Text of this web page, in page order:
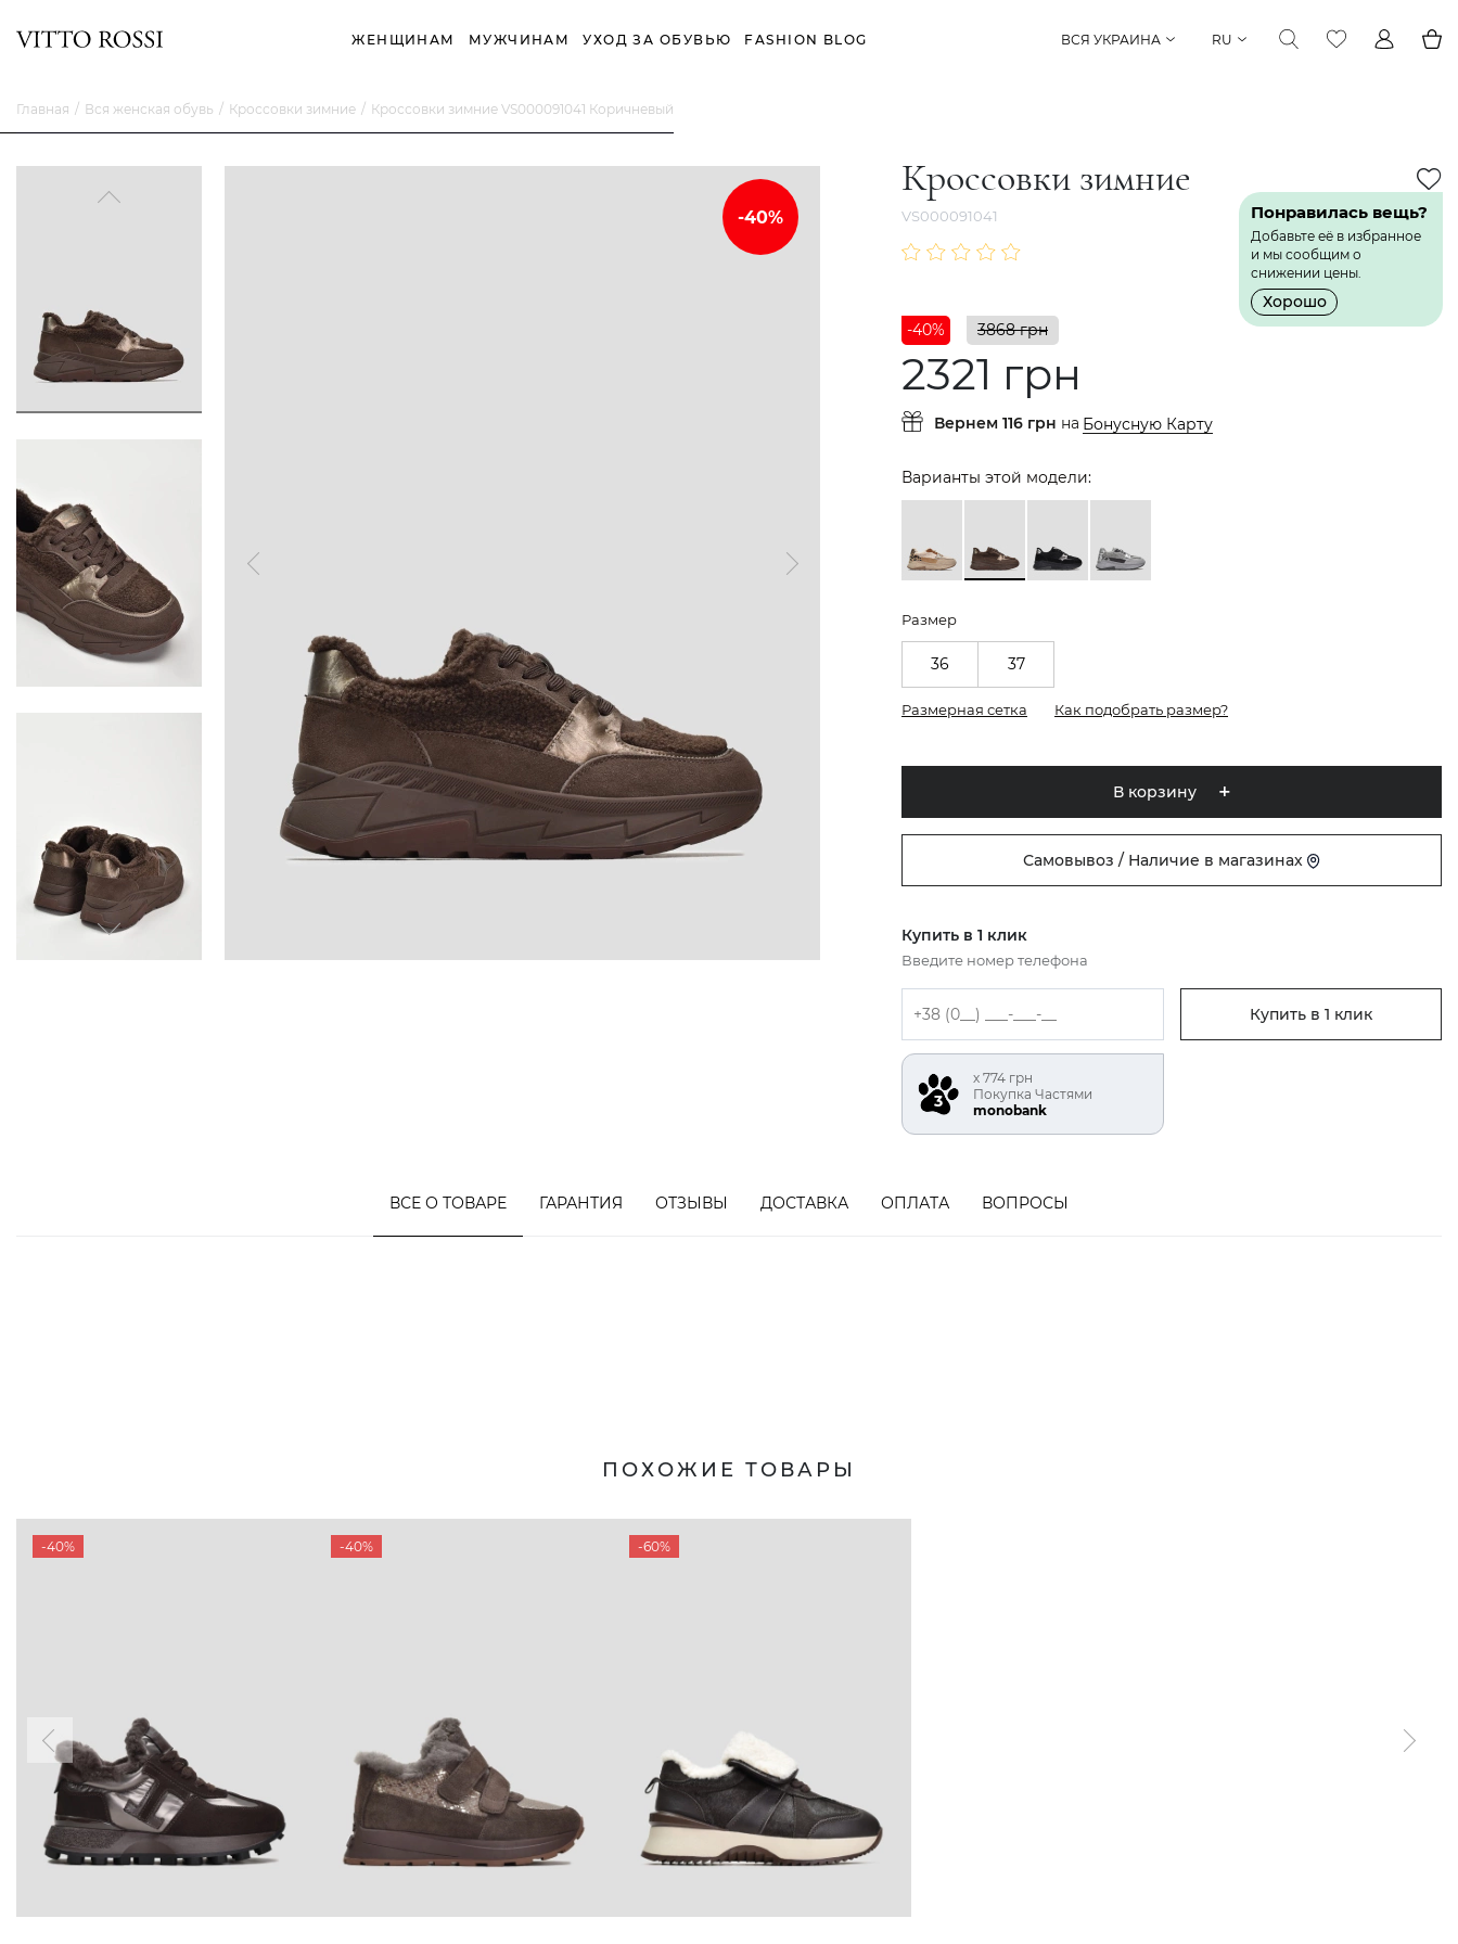
ЖЕНЩИНАМ МУЖЧИНАМ УХОД ЗА ОБУВЬЮ FASHION BLOG ВСЯ УКРАИНА RU
Главная Вся женская обувь Кроссовки зимние Кроссовки зимние VS000091041 Коричневый
Кроссовки зимние
VS000091041 Понравилась вещь?
Добавьте её в избранное
и мы сообщим о
снижении цены.
Хорошо
-40%
3868 грн
2321 грн
Вернем 116 грн на Бонусную Карту
Варианты этой модели:
Размер
36 37
Размерная сетка Как подобрать размер?
В корзину
Самовывоз / Наличие в магазинах
Купить в 1 клик
Введите номер телефона
Купить в 1 клик
х 774 грн
Покупка Частями
monobank
ВСЕ О ТОВАРЕ ГАРАНТИЯ ОТЗЫВЫ ДОСТАВКА ОПЛАТА ВОПРОСЫ
ПОХОЖИЕ ТОВАРЫ
-40% -40% -60%